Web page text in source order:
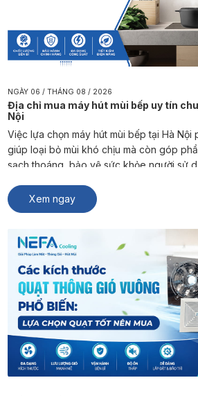
NGÀY 06 / THÁNG 08 / 2026
Địa chỉ mua máy hút mùi bếp uy tín
Nội
Việc lựa chọn máy hút mùi bếp tại Hà Nội
giúp loại bỏ mùi khó chịu mà còn góp
sạch thoáng, bảo vệ sức khỏe người sử
chuyên sản xuất và […]
Xem ngay